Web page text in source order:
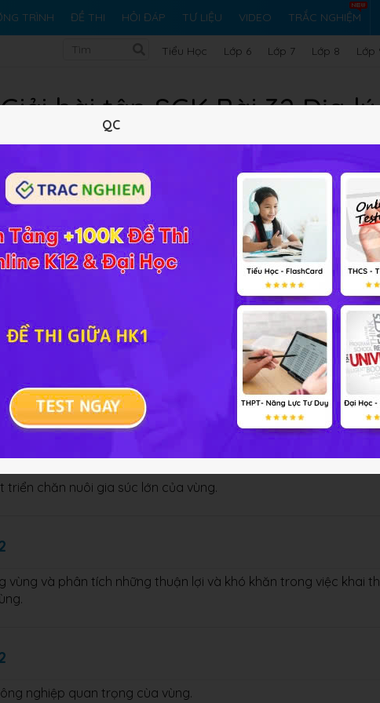
TRÌNH ĐỀ THI HỎI ĐÁP TƯ LIỆU VIDEO TRẮC NGHIỆM
Tiểu Học Lớp 6 Lớp 7 Lớp 8 Lớp
Giải bài tập SGK Bài 32 Địa lý
Vấn đề khai thác thế mạnh ở trung du và miền núi Bắc Bộ
du và miền núi Bắc Bộ có ý nghĩa kinh tế lớn và ý nghĩa chính
triển cây công nghiệp và cây đặc sản trong vùng.
chăn nuôi gia súc lớn của vùng.
và phân tích những thuận lợi và khó khăn trong việc khai
nghiệp quan trọng cùa vùng.
QC